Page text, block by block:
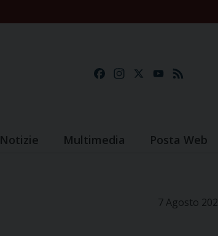
FacebookInstagramYouTube
Notizie Multimedia Posta Web
7 Agosto